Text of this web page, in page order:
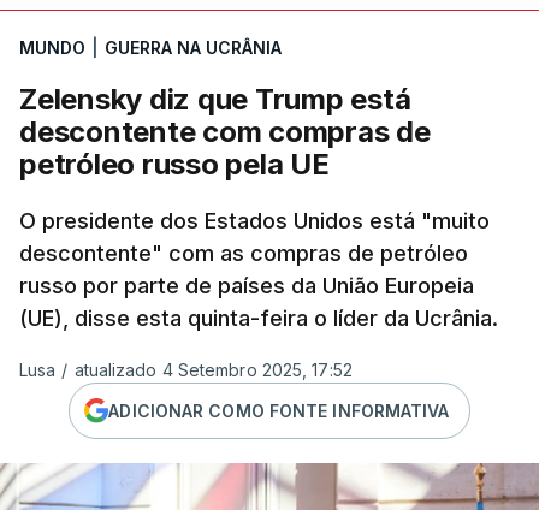
MUNDO GUERRA NA UCRÂNIA
Zelensky diz que Trump está
descontente com compras de
petróleo russo pela UE
O presidente dos Estados Unidos está "muito
descontente" com as compras de petróleo
russo por parte de países da União Europeia
(UE), disse esta quinta-feira o líder da Ucrânia.
Lusa / atualizado 4 Setembro 2025, 17:52
ADICIONAR COMO FONTE INFORMATIVA